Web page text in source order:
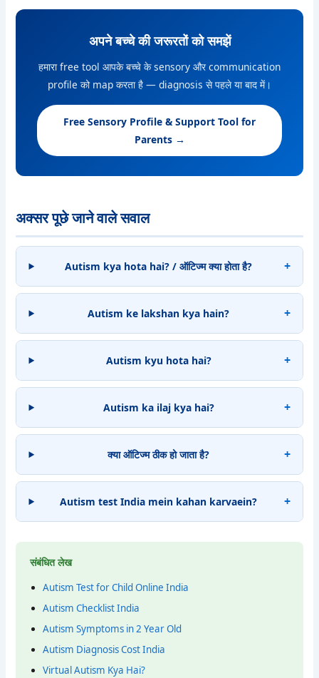
अपने बच्चे की जरूरतों को समझें
हमारा free tool आपके बच्चे के sensory और communication
profile को map करता है — diagnosis से पहले या बाद में।
Free Sensory Profile & Support Tool for
Parents →
अक्सर पूछे जाने वाले सवाल
Autism kya hota hai? / ऑटिज्म क्या होता है?
Autism ke lakshan kya hain?
Autism kyu hota hai?
Autism ka ilaj kya hai?
क्या ऑटिज्म ठीक हो जाता है?
Autism test India mein kahan karvaein?
संबंधित लेख
Autism Test for Child Online India
Autism Checklist India
Autism Symptoms in 2 Year Old
Autism Diagnosis Cost India
Virtual Autism Kya Hai?